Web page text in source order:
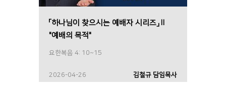
「하나님이 찾으시는 예배자 시리즈」Ⅱ
"예배의 목적"
요한복음 4: 10~15
2026-04-26 김철규 담임목사